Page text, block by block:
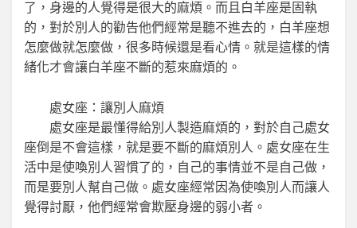
了，身邊的人覺得是很大的麻煩。而且白羊座是固執
的，對於別人的勸告他們經常是聽不進去的，白羊座想
怎麼做就怎麼做，很多時候還是看心情。就是這樣的情
緒化才會讓白羊座不斷的惹來麻煩的。
處女座：讓別人麻煩
處女座是最懂得給別人製造麻煩的，對於自己處女
座倒是不會這樣，就是要不斷的麻煩別人。處女座在生
活中是使喚別人習慣了的，自己的事情並不是自己做，
而是要別人幫自己做。處女座經常因為使喚別人而讓人
覺得討厭，他們經常會欺壓身邊的弱小者。